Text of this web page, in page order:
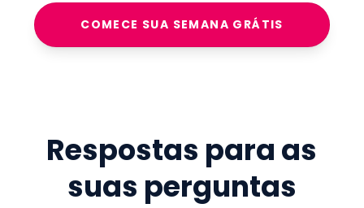
COMECE SUA SEMANA GRÁTIS
Respostas para as
suas perguntas